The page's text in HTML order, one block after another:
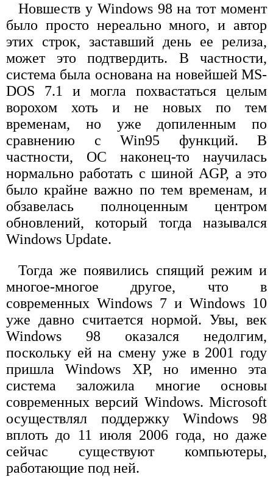
Новшеств у Windows 98 на тот момент
было просто нереально много, и автор
этих строк, заставший день ее релиза,
может это подтвердить. В частности,
система была основана на новейшей MS-
DOS 7.1 и могла похвастаться целым
ворохом хоть и не новых по тем
временам, но уже допиленным по
сравнению с Win95 функций. В
частности, ОС наконец-то научилась
нормально работать с шиной AGP, а это
было крайне важно по тем временам, и
обзавелась полноценным центром
обновлений, который тогда назывался
Windows Update.
Тогда же появились спящий режим и
многое-многое другое, что в
современных Windows 7 и Windows 10
уже давно считается нормой. Увы, век
Windows 98 оказался недолгим,
поскольку ей на смену уже в 2001 году
пришла Windows XP, но именно эта
система заложила многие основы
современных версий Windows. Microsoft
осуществлял поддержку Windows 98
вплоть до 11 июля 2006 года, но даже
сейчас существуют компьютеры,
работающие под ней.